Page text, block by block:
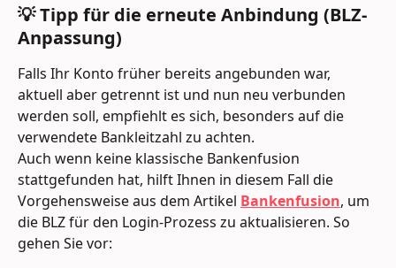
💡 Tipp für die erneute Anbindung (BLZ-
Anpassung)
Falls Ihr Konto früher bereits angebunden war,
aktuell aber getrennt ist und nun neu verbunden
werden soll, empfiehlt es sich, besonders auf die
verwendete Bankleitzahl zu achten.
Auch wenn keine klassische Bankenfusion
stattgefunden hat, hilft Ihnen in diesem Fall die
Vorgehensweise aus dem Artikel Bankenfusion, um
die BLZ für den Login-Prozess zu aktualisieren. So
gehen Sie vor: